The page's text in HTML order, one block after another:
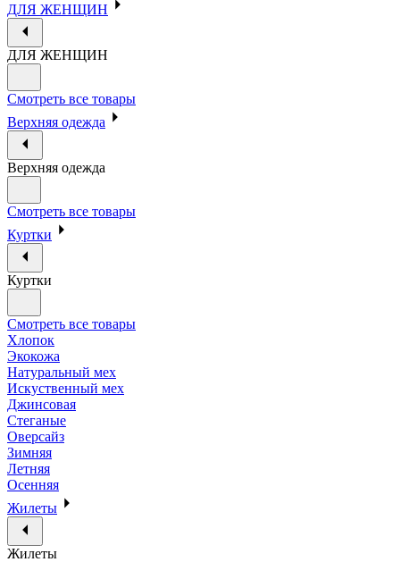
ДЛЯ ЖЕНЩИН
ДЛЯ ЖЕНЩИН
Смотреть все товары
Верхняя одежда
Верхняя одежда
Смотреть все товары
Куртки
Куртки
Смотреть все товары
Хлопок
Экокожа
Натуральный мех
Искуственный мех
Джинсовая
Стеганые
Оверсайз
Зимняя
Летняя
Осенняя
Жилеты
Жилеты